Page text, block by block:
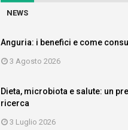
NEWS
Anguria: i benefici e come
3 Agosto 2026
Dieta, microbiota e salute: un
ricerca
3 Luglio 2026